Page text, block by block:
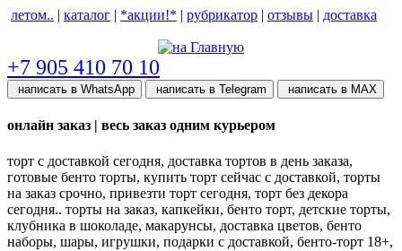
летом.. | каталог | *акции!* | рубрикатор | отзывы | доставка
+7 905 410 70 10
написать в WhatsApp написать в Telegram написать в МАХ
онлайн заказ | весь заказ одним курьером
торт с доставкой сегодня, доставка тортов в день заказа,
готовые бенто торты, купить торт сейчас с доставкой, торты
на заказ срочно, привезти торт сегодня, торт без декора
сегодня.. торты на заказ, капкейки, бенто торт, детские торты,
клубника в шоколаде, макарунсы, доставка цветов, бенто
наборы, шары, игрушки, подарки с доставкой, бенто-торт 18+,